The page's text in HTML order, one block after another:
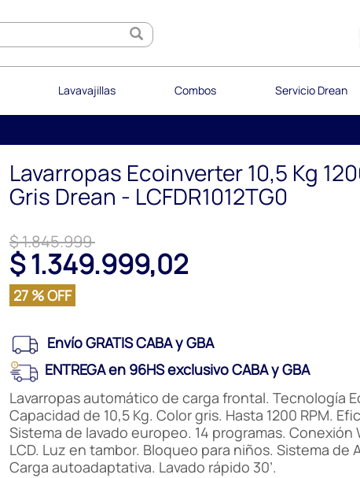
Lavavajillas Combos Servicio Drean
Lavarropas Ecoinverter 10,5 Kg
Gris Drean - LCFDR1012TG0
$ 1.845.999
$ 1.349.999,02
27 % OFF
Envío GRATIS CABA y GBA
ENTREGA en 96HS exclusivo CABA y GBA
Lavarropas automático de carga frontal. Tecnología
Capacidad de 10,5 Kg. Color gris. Hasta 1200 RPM.
Sistema de lavado europeo. 14 programas. Conexión
LCD. Luz en tambor. Bloqueo para niños. Sistema de
Carga autoadaptativa. Lavado rápido 30’.